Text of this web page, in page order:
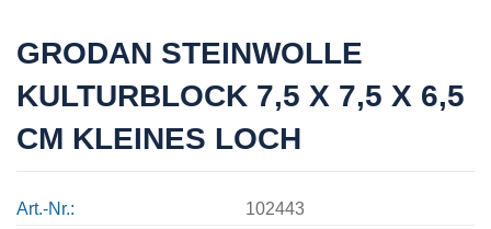
GRODAN STEINWOLLE
KULTURBLOCK 7,5 X 7,5 X 6,5
CM KLEINES LOCH
Art.-Nr.
102443